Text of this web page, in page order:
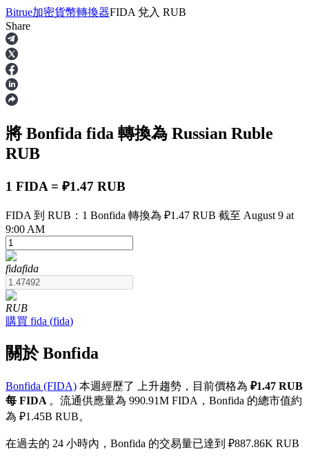
合約
USDT永續
多種以USDT結算的永續合約
幣本位永續
以數字貨幣為保證金的永續合約
Bitrue加密貨幣轉換器FIDA 兌入 RUB
Share
將 Bonfida fida 轉換為 Russian Ruble
RUB
1 FIDA = ₽1.47 RUB
FIDA 到 RUB：1 Bonfida 轉換為 ₽1.47 RUB 截至 August 9 at
9:00 AM
fidafida
RUB
購買 fida (fida)
關於 Bonfida
Bonfida (FIDA) 本週經歷了 上升趨勢，目前價格為 ₽1.47 RUB
每 FIDA 。流通供應量為 990.91M FIDA，Bonfida 的總市值約
為 ₽1.45B RUB。
在過去的 24 小時內，Bonfida 的交易量已達到 ₽887.86K RUB